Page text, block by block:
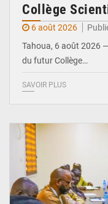
Collège
6 août 2026
Tahoua, 6 août 2026
du futur Collège…
SAVOIR PLUS